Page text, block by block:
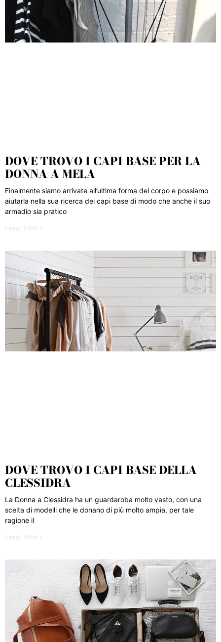
DOVE TROVO I CAPI BASE PER LA
DONNA A MELA
Finalmente siamo arrivate all’ultima forma del corpo e possiamo
aiutarla nella sua ricerca dei capi base di modo che anche il suo
armadio sia pratico
Leggi Tutto »
DOVE TROVO I CAPI BASE DELLA
CLESSIDRA
La Donna a Clessidra ha un guardaroba molto vasto, con una
scelta di modelli che le donano di più molto ampia, per tale
ragione il
Leggi Tutto »